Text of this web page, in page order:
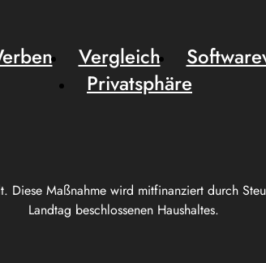
Diese Maßnahme wird mitfinanziert durch
Landtag beschlossenen Haushaltes.
Vergleich
Privatsphäre